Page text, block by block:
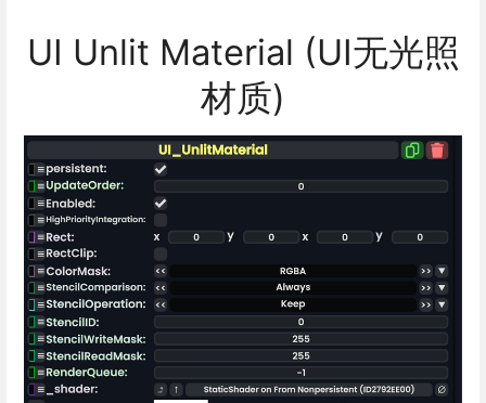
UI Unlit Material (UI无光照
材质)